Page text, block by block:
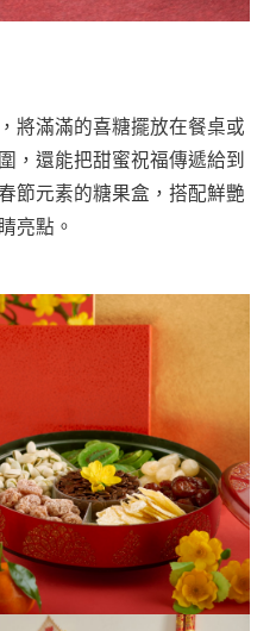
將滿滿的喜糖擺放在餐桌或
，還能把甜蜜祝福傳遞給到
節元素的糖果盒，搭配鮮艷
亮點。